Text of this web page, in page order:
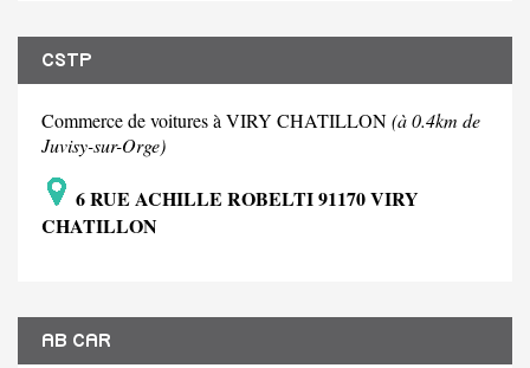
CSTP
Commerce de voitures à VIRY CHATILLON(à 0.4km de
Juvisy-sur-Orge)
6 RUE ACHILLE ROBELTI 91170 VIRY
CHATILLON
AB CAR